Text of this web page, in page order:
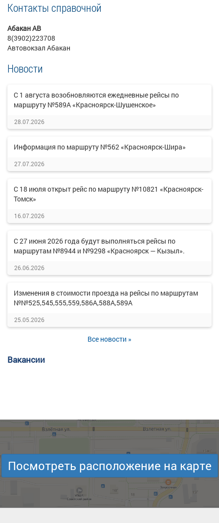
Контакты справочной
Абакан АВ
8(3902)223708
Автовокзал Абакан
Новости
С 1 августа возобновляются ежедневные рейсы по
маршруту №589А «Красноярск-Шушенское»
28.07.2026
Информация по маршруту №562 «Красноярск-Шира»
27.07.2026
С 18 июля открыт рейс по маршруту №10821 «Красноярск-
Томск»
16.07.2026
С 27 июня 2026 года будут выполняться рейсы по
маршрутам №8944 и №9298 «Красноярск — Кызыл».
26.06.2026
Изменения в стоимости проезда на рейсы по маршрутам
№№525,545,555,559,586А,588А,589А
25.05.2026
Все новости »
Вакансии
Посмотреть расположение на карте